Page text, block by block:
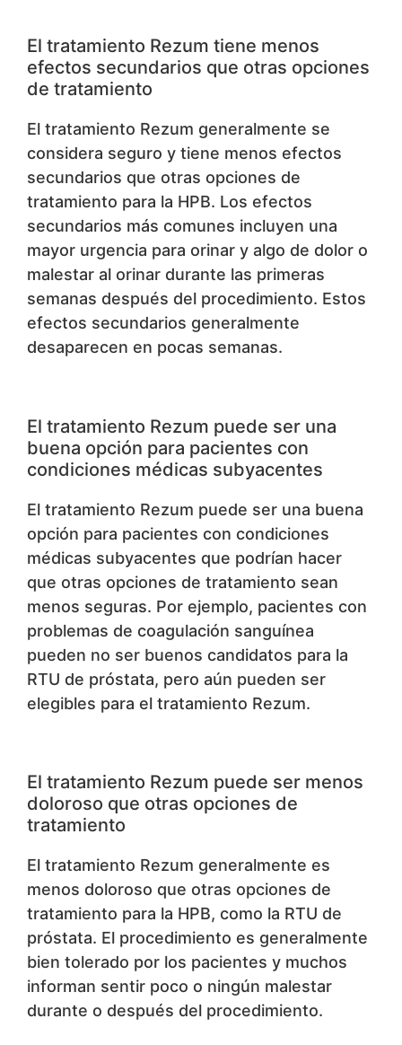
El tratamiento Rezum tiene menos
efectos secundarios que otras opciones
de tratamiento
El tratamiento Rezum generalmente se
considera seguro y tiene menos efectos
secundarios que otras opciones de
tratamiento para la HPB. Los efectos
secundarios más comunes incluyen una
mayor urgencia para orinar y algo de dolor o
malestar al orinar durante las primeras
semanas después del procedimiento. Estos
efectos secundarios generalmente
desaparecen en pocas semanas.
El tratamiento Rezum puede ser una
buena opción para pacientes con
condiciones médicas subyacentes
El tratamiento Rezum puede ser una buena
opción para pacientes con condiciones
médicas subyacentes que podrían hacer
que otras opciones de tratamiento sean
menos seguras. Por ejemplo, pacientes con
problemas de coagulación sanguínea
pueden no ser buenos candidatos para la
RTU de próstata, pero aún pueden ser
elegibles para el tratamiento Rezum.
El tratamiento Rezum puede ser menos
doloroso que otras opciones de
tratamiento
El tratamiento Rezum generalmente es
menos doloroso que otras opciones de
tratamiento para la HPB, como la RTU de
próstata. El procedimiento es generalmente
bien tolerado por los pacientes y muchos
informan sentir poco o ningún malestar
durante o después del procedimiento.